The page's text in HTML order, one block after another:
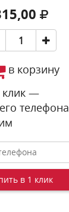
в корзину
клик —
телефона